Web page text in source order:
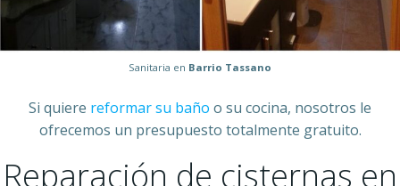
Sanitaria en Barrio Tassano
Si quiere reformar su baño o su cocina, nosotros le
ofrecemos un presupuesto totalmente gratuito.
Reparación de cisternas en